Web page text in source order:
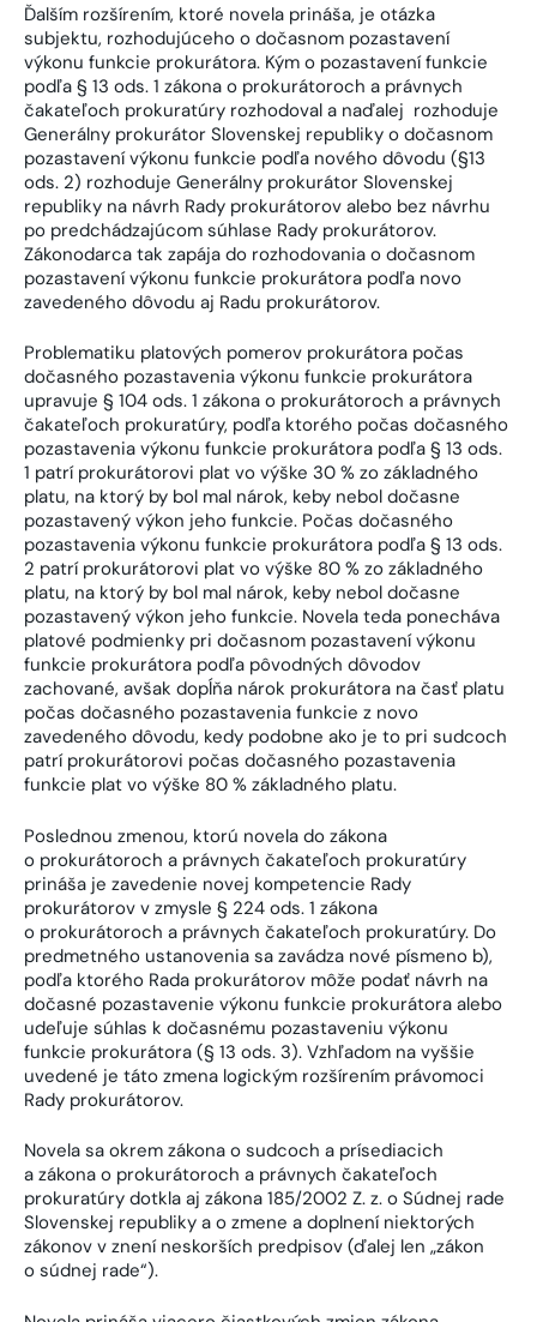
Ďalším rozšírením, ktoré novela prináša, je otázka
subjektu, rozhodujúceho o dočasnom pozastavení
výkonu funkcie prokurátora. Kým o pozastavení funkcie
podľa § 13 ods. 1 zákona o prokurátoroch a právnych
čakateľoch prokuratúry rozhodoval a naďalej rozhoduje
Generálny prokurátor Slovenskej republiky o dočasnom
pozastavení výkonu funkcie podľa nového dôvodu (§13
ods. 2) rozhoduje Generálny prokurátor Slovenskej
republiky na návrh Rady prokurátorov alebo bez návrhu
po predchádzajúcom súhlase Rady prokurátorov.
Zákonodarca tak zapája do rozhodovania o dočasnom
pozastavení výkonu funkcie prokurátora podľa novo
zavedeného dôvodu aj Radu prokurátorov.
Problematiku platových pomerov prokurátora počas
dočasného pozastavenia výkonu funkcie prokurátora
upravuje § 104 ods. 1 zákona o prokurátoroch a právnych
čakateľoch prokuratúry, podľa ktorého počas dočasného
pozastavenia výkonu funkcie prokurátora podľa § 13 ods.
1 patrí prokurátorovi plat vo výške 30 % zo základného
platu, na ktorý by bol mal nárok, keby nebol dočasne
pozastavený výkon jeho funkcie. Počas dočasného
pozastavenia výkonu funkcie prokurátora podľa § 13 ods.
2 patrí prokurátorovi plat vo výške 80 % zo základného
platu, na ktorý by bol mal nárok, keby nebol dočasne
pozastavený výkon jeho funkcie. Novela teda ponecháva
platové podmienky pri dočasnom pozastavení výkonu
funkcie prokurátora podľa pôvodných dôvodov
zachované, avšak dopĺňa nárok prokurátora na časť platu
počas dočasného pozastavenia funkcie z novo
zavedeného dôvodu, kedy podobne ako je to pri sudcoch
patrí prokurátorovi počas dočasného pozastavenia
funkcie plat vo výške 80 % základného platu.
Poslednou zmenou, ktorú novela do zákona
o prokurátoroch a právnych čakateľoch prokuratúry
prináša je zavedenie novej kompetencie Rady
prokurátorov v zmysle § 224 ods. 1 zákona
o prokurátoroch a právnych čakateľoch prokuratúry. Do
predmetného ustanovenia sa zavádza nové písmeno b),
podľa ktorého Rada prokurátorov môže podať návrh na
dočasné pozastavenie výkonu funkcie prokurátora alebo
udeľuje súhlas k dočasnému pozastaveniu výkonu
funkcie prokurátora (§ 13 ods. 3). Vzhľadom na vyššie
uvedené je táto zmena logickým rozšírením právomoci
Rady prokurátorov.
Novela sa okrem zákona o sudcoch a prísediacich
a zákona o prokurátoroch a právnych čakateľoch
prokuratúry dotkla aj zákona 185/2002 Z. z. o Súdnej rade
Slovenskej republiky a o zmene a doplnení niektorých
zákonov v znení neskorších predpisov (ďalej len „zákon
o súdnej rade“).